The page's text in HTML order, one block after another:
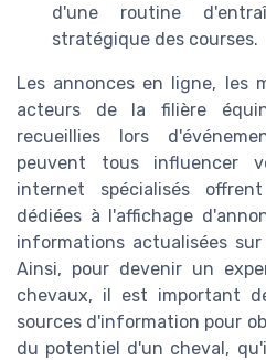
d'une routine
stratégique des courses.
Les annonces en ligne, les
acteurs de la filière
recueillies lors
peuvent tous influencer
internet spécialisés
dédiées à l'affichage
informations actualisées
Ainsi, pour devenir un
chevaux, il est important
sources d'information pour
du potentiel d'un cheval,